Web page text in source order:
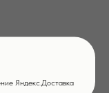
Яндекс.Доставка